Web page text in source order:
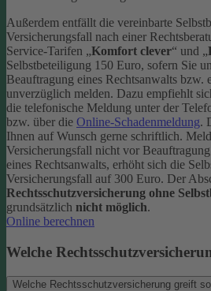
Außerdem entfällt die vereinbarte
Versicherungsfall nach einer
Service-Tarifen „Komfort clever“ und „
Selbstbeteiligung 150 Euro, sofern Sie
Beauftragung eines Rechtsanwalts bzw.
unverzüglich melden. Dazu empfiehlt
die telefonische Meldung unter der
bzw. über die Online-Schadenmeldung.
Ihnen auf Wunsch gerne schriftlich.
Versicherungsfall nicht vor
eines Rechtsanwalts, erhöht sich die
Versicherungsfall auf 300 Euro. Der
Rechtsschutzversicherung ohne
grundsätzlich nicht möglich.
Online berechnen
Welche
Welche Rechtsschutzversicherung greift